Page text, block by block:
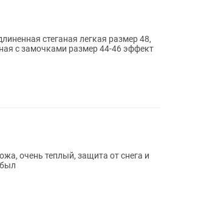
стеганая легкая размер 48,
с замочками размер 44-46 эффект
очень теплый, защита от снега и